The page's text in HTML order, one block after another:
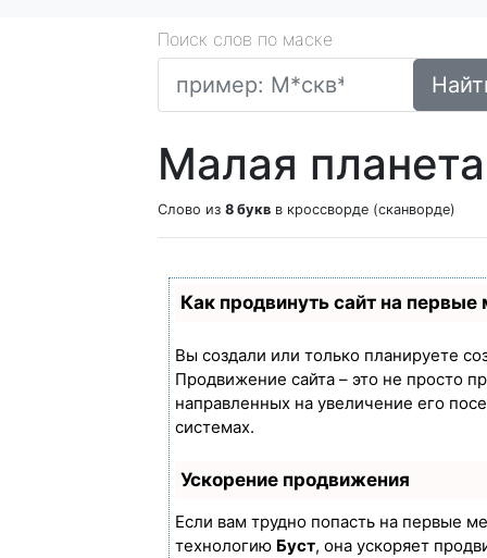
Поиск слов по маске
Малая
Слово из 8 букв в кроссворде (сканворде)
Как продвинуть сайт на первые
Вы создали или только планируете
Продвижение сайта – это не просто
направленных на увеличение его
системах.
Ускорение продвижения
Если вам трудно попасть на первые
технологию Буст, она ускоряет